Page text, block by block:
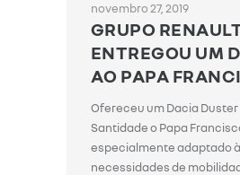
novembro 27, 2019
GRUPO
ENTREGOU UM
AO PAPA
Ofereceu um Dacia Duster
Santidade o Papa
especialmente adaptado
necessidades de